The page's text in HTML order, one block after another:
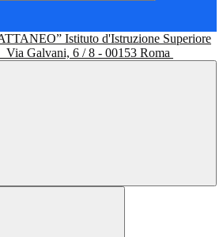
Istituto d'Istruzione Superiore
Via Galvani, 6 / 8 - 00153 Roma